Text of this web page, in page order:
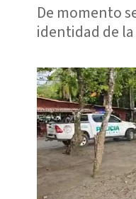
De momento
identidad de